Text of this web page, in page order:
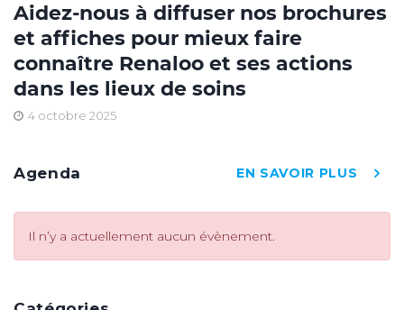
Aidez-nous à diffuser nos brochures
et affiches pour mieux faire
connaître Renaloo et ses actions
dans les lieux de soins
4 octobre 2025
Agenda EN SAVOIR PLUS
Il n’y a actuellement aucun évènement.